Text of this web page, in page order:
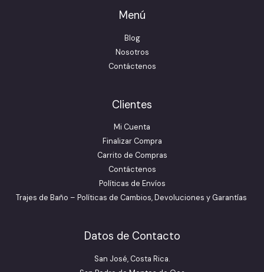
Menú
Blog
Nosotros
Contáctenos
Clientes
Mi Cuenta
Finalizar Compra
Carrito de Compras
Contáctenos
Políticas de Envíos
Trajes de Baño – Políticas de Cambios, Devoluciones y Garantías
Datos de Contacto
San José, Costa Rica.